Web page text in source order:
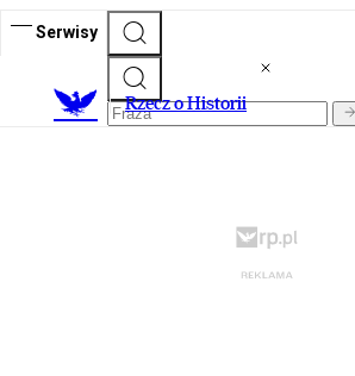
Serwisy
Rzecz o Historii